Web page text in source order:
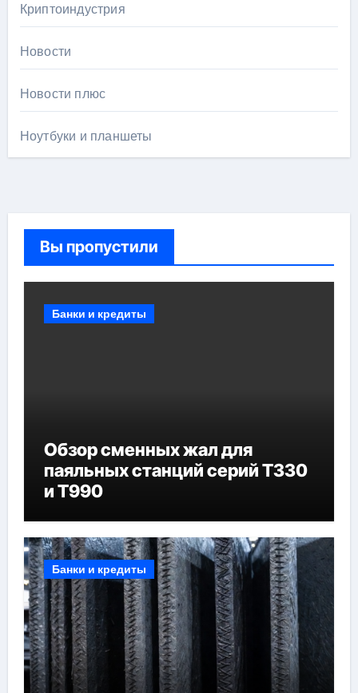
Криптоиндустрия
Новости
Новости плюс
Ноутбуки и планшеты
Вы пропустили
Банки и кредиты
Обзор сменных жал для
паяльных станций серий T330
и T990
Банки и кредиты